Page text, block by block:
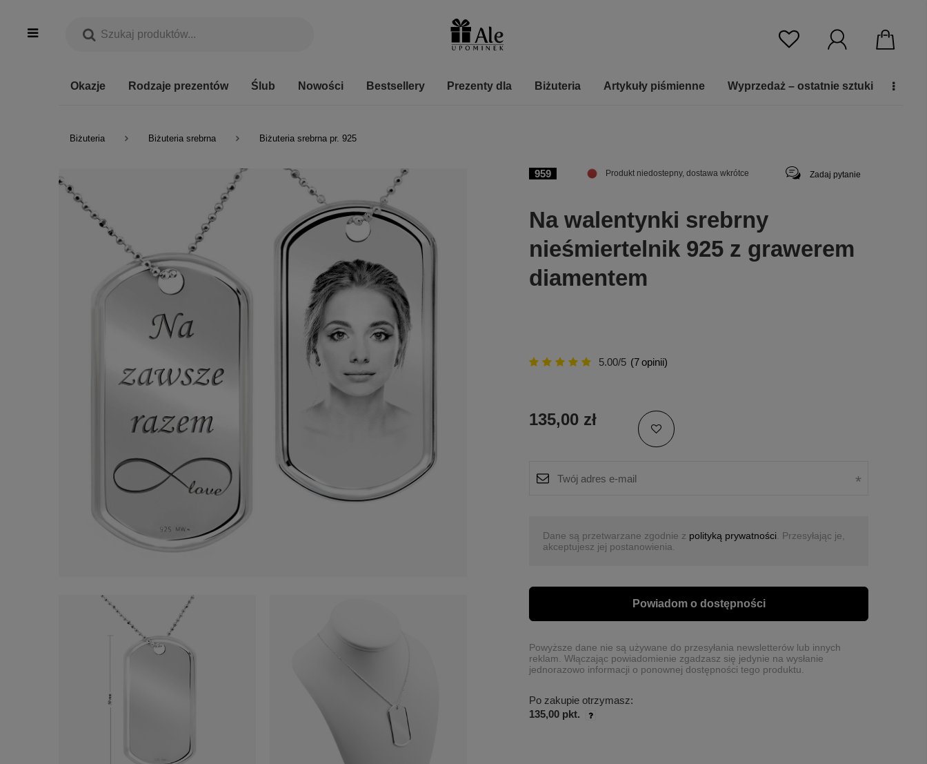
Okazje Rodzaje prezentów Ślub Nowości Bestsellery Prezenty dla Biżuteria Artykuły piśmienne Wyprzedaż – ostatnie sztuki
Biżuteria Biżuteria srebrna Biżuteria srebrna pr. 925
959 Produkt niedostepny, dostawa wkrótce Zadaj pytanie
Na walentynki srebrny
nieśmiertelnik 925 z grawerem
diamentem
5.00/5 (7opinii)
135,00 zł
Dane są przetwarzane zgodnie z polityką prywatności . Przesyłając je,
akceptujesz jej postanowienia.
Powiadom o dostępności
Powyższe dane nie są używane do przesyłania newsletterów lub innych
reklam. Włączając powiadomienie zgadzasz się jedynie na wysłanie
jednorazowo informacji o ponownej dostępności tego produktu.
Po zakupie otrzymasz:
135,00 pkt.